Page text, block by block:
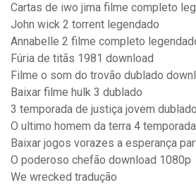
Cartas de iwo jima filme completo
John wick 2 torrent legendado
Annabelle 2 filme completo
Fúria de titãs 1981 download
Filme o som do trovão dublado
Baixar filme hulk 3 dublado
3 temporada de justiça jovem
O ultimo homem da terra 4
Baixar jogos vorazes a esperança
O poderoso chefão download 1080p
We wrecked tradução